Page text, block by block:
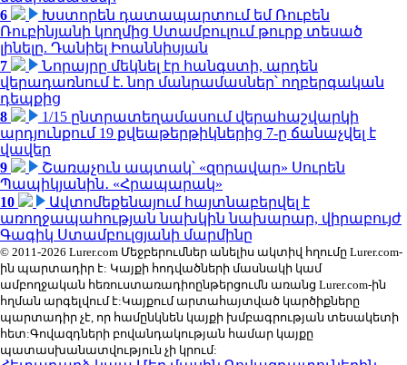
6
Խստորեն դատապարտում եմ Ռուբեն
Ռուբինյանի կողմից Ստամբուլում թուրք տեսած
լինելը. Դանիել Իոաննիսյան
7
Նորայրը մեկնել էր հանգստի, արդեն
վերադառնում է. նոր մանրամասներ՝ ողբերգական
դեպքից
8
1/15 ընտրատեղամասում վերահաշվարկի
արդյունքում 19 քվեաթերթիկներից 7-ը ճանաչվել է
վավեր
9
Շառաչուն ապտակ՝ «զորավար» Սուրեն
Պապիկյանին․ «Հրապարակ»
10
Ավտոմեքենայում հայտնաբերվել է
առողջապահության նախկին նախարար, վիրաբույժ
Գագիկ Ստամբուլցյանի մարմինը
© 2011-2026 Lurer.com Մեջբերումներ անելիս ակտիվ հղումը Lurer.com-
ին պարտադիր է: Կայքի հոդվածների մասնակի կամ
ամբողջական հեռուստառադիոընթերցումն առանց Lurer.com-ին
հղման արգելվում է:Կայքում արտահայտված կարծիքները
պարտադիր չէ, որ համընկնեն կայքի խմբագրության տեսակետի
հետ:Գովազդների բովանդակության համար կայքը
պատասխանատվություն չի կրում: